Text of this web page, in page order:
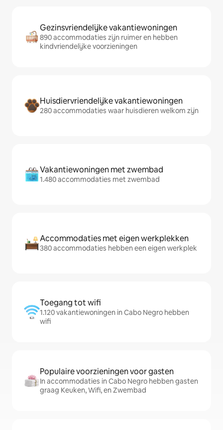
Gezinsvriendelijke vakantiewoningen
890 accommodaties zijn ruimer en hebben
kindvriendelijke voorzieningen
Huisdiervriendelijke vakantiewoningen
280 accommodaties waar huisdieren welkom zijn
Vakantiewoningen met zwembad
1.480 accommodaties met zwembad
Accommodaties met eigen werkplekken
380 accommodaties hebben een eigen werkplek
Toegang tot wifi
1.120 vakantiewoningen in Cabo Negro hebben
wifi
Populaire voorzieningen voor gasten
In accommodaties in Cabo Negro hebben gasten
graag Keuken, Wifi, en Zwembad